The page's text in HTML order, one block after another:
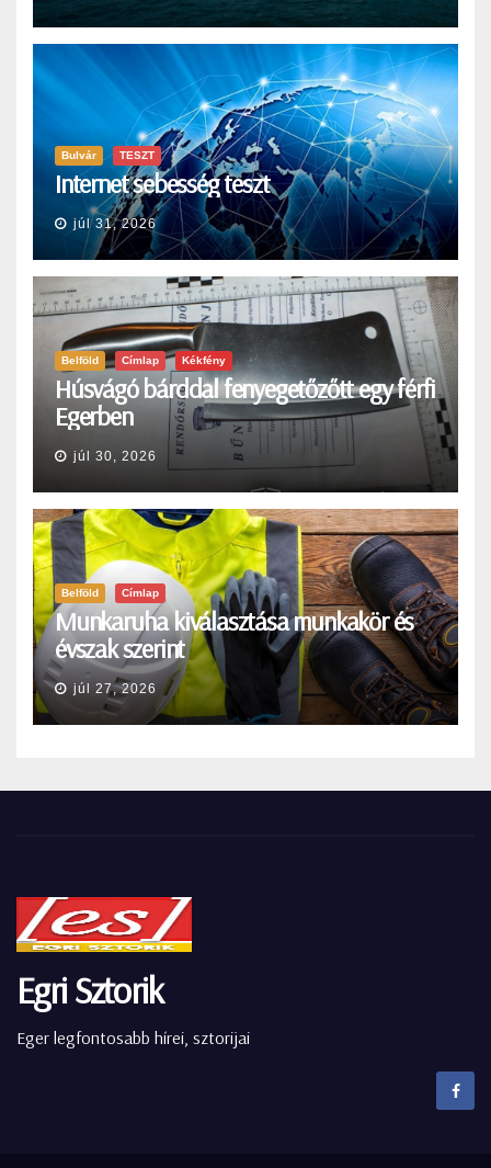
Bulvár TESZT
Internet sebesség teszt
júl 31, 2026
Belföld Címlap Kékfény
Húsvágó bárddal fenyegetőzőtt egy férfi
Egerben
júl 30, 2026
Belföld Címlap
Munkaruha kiválasztása munkakör és
évszak szerint
júl 27, 2026
Egri Sztorik
Eger legfontosabb hírei, sztorijai